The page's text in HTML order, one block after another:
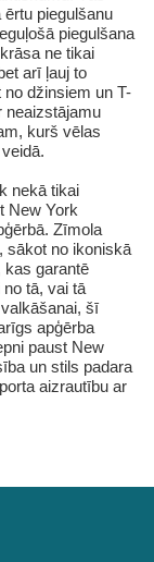
piegulšanu
piegulšana
ne tikai
arī ļauj to
džinsiem un T-
neaizstājamu
kurš vēlas
nekā tikai
New York
Zīmola
sākot no ikoniskā
kas garantē
tā, vai tā
šī
apģērba
paust New
un stils padara
aizrautību ar